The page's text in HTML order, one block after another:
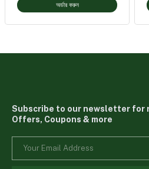
অর্ডার করুন
Subscribe to our newsletter for
Offers, Coupons & more